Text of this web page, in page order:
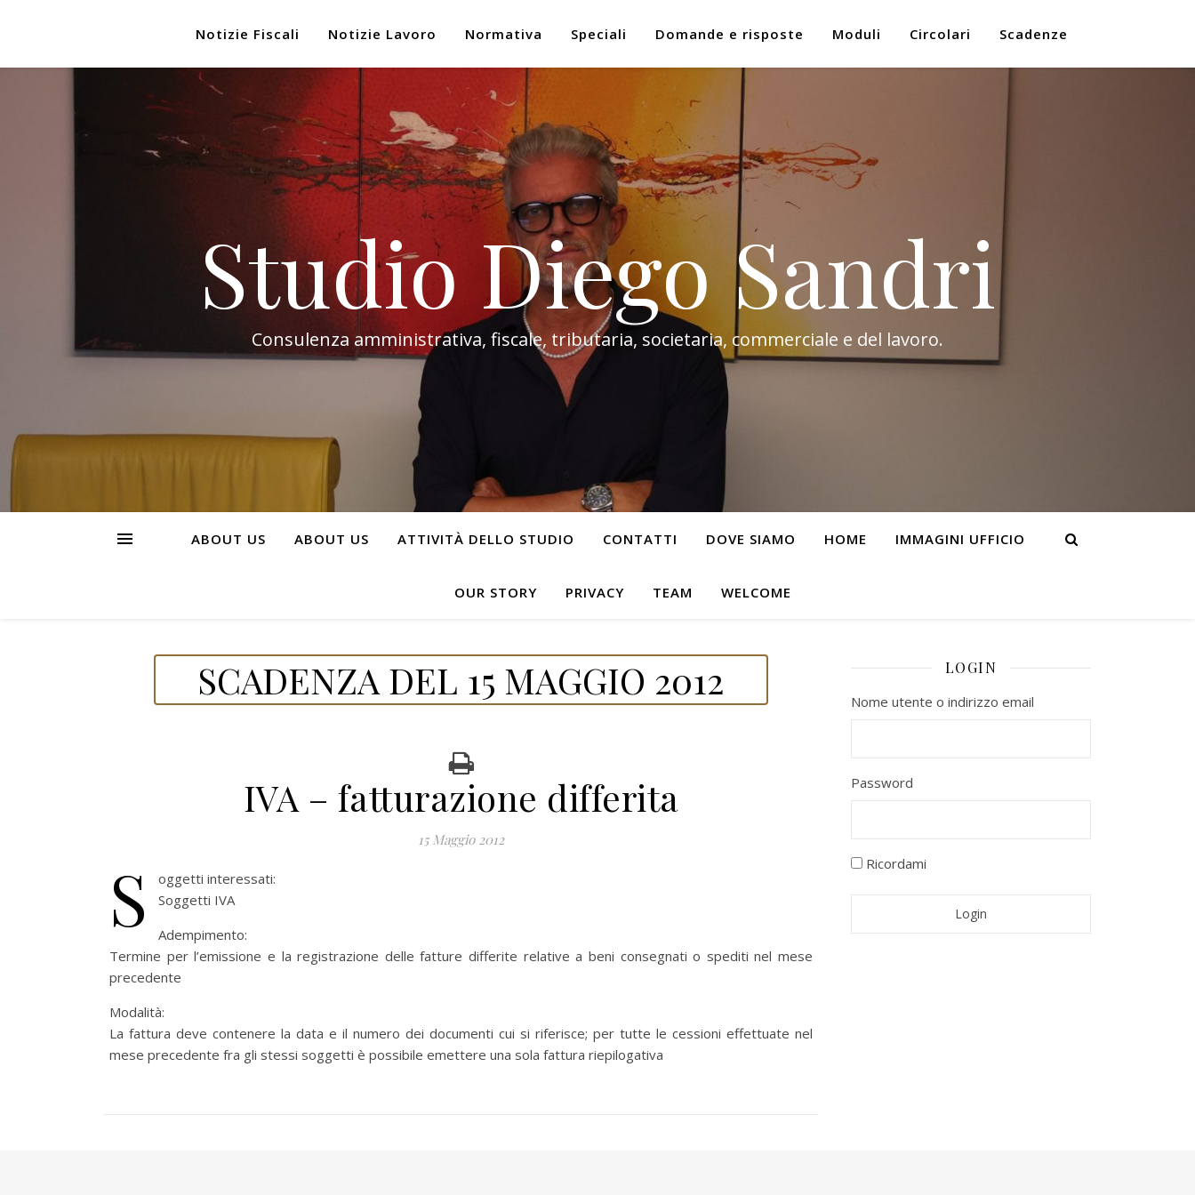
Notizie Fiscali Notizie Lavoro Normativa Speciali Domande e risposte Moduli Circolari Scadenze
Studio Diego Sandri
Consulenza amministrativa, fiscale, tributaria, societaria, commerciale e del lavoro.
ABOUT US ABOUT US ATTIVITÀ DELLO STUDIO CONTATTI DOVE SIAMO HOME IMMAGINI UFFICIO
OUR STORY PRIVACY TEAM WELCOME
SCADENZA DEL 15 MAGGIO 2012
IVA – fatturazione differita
15 Maggio 2012
S
oggetti interessati:
Soggetti IVA
Adempimento:
Termine per l’emissione e la registrazione delle fatture differite relative a beni consegnati o spediti nel mese
precedente
Modalità:
La fattura deve contenere la data e il numero dei documenti cui si riferisce; per tutte le cessioni effettuate nel
mese precedente fra gli stessi soggetti è possibile emettere una sola fattura riepilogativa
LOGIN
Nome utente o indirizzo email
Password
Ricordami